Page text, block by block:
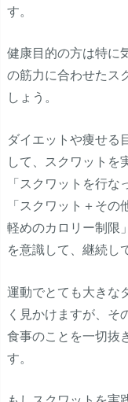
す。
健康目的の方は特に
の筋力に合わせたス
しょう。
ダイエットや痩せる
して、スクワットを
「スクワットを行な
「スクワット＋そ
軽めのカロリー制限」
を意識して、継続し
運動でとても大きな
く見かけますが、そ
食事のことを一切抜
す。